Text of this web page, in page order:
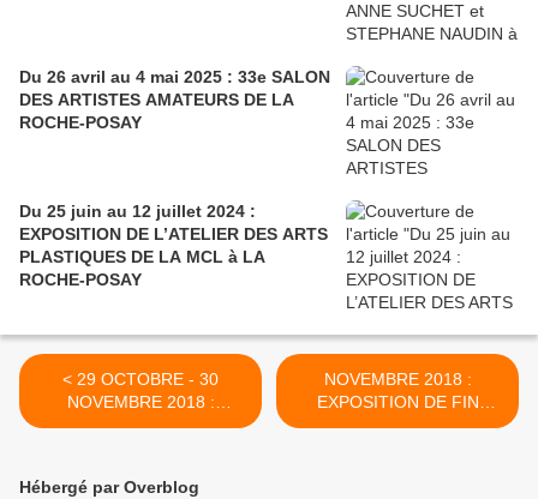
Du 26 avril au 4 mai 2025 : 33e SALON
DES ARTISTES AMATEURS DE LA
ROCHE-POSAY
Du 25 juin au 12 juillet 2024 :
EXPOSITION DE L’ATELIER DES ARTS
PLASTIQUES DE LA MCL à LA
ROCHE-POSAY
< 29 OCTOBRE - 30
NOVEMBRE 2018 :
CHANTAL GRATEAU
NOVEMBRE 2018 :
EXPOSITION DE FIN
D'ANNEE A SAINT PIERRE
Hébergé par Overblog